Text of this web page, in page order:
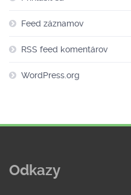
Feed záznamov
RSS feed komentárov
WordPress.org
Odkazy